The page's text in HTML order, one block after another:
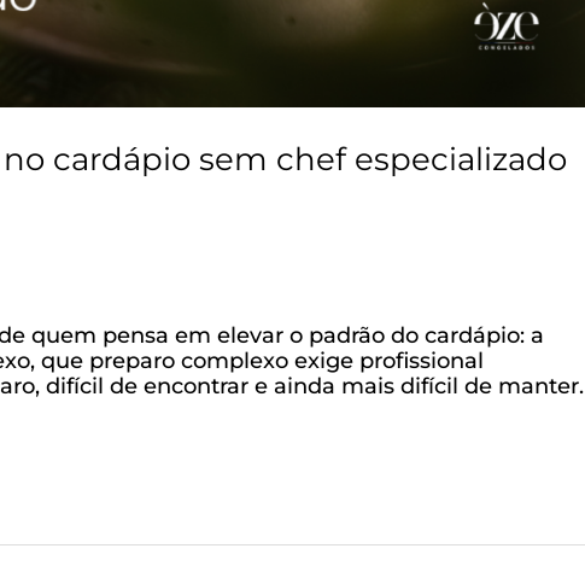
cardápio sem chef especializado
quem pensa em elevar o padrão do cardápio: a
que preparo complexo exige profissional
difícil de encontrar e ainda mais difícil de manter.